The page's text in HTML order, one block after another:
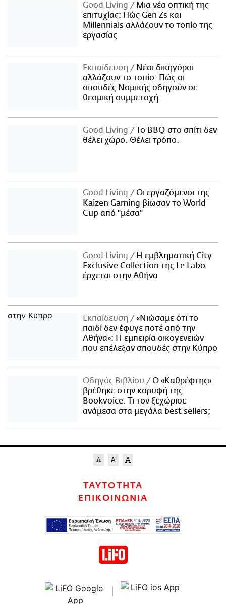
Good Living
Μια νέα οπτική της
επιτυχίας: Πώς Gen Zs και
Millennials αλλάζουν το τοπίο της
εργασίας
Εκπαίδευση
Νέοι δικηγόροι
αλλάζουν το τοπίο: Πώς οι
σπουδές Νομικής οδηγούν σε
θεσμική συμμετοχή
Good Living
Το BBQ στο σπίτι δεν
θέλει χώρο. Θέλει τρόπο.
Good Living
Οι εργαζόμενοι της
Kaizen Gaming βίωσαν το World
Cup από "μέσα"
Good Living
Η εμβληματική City
Exclusive Collection της Le Labo
έρχεται στην Αθήνα
Εκπαίδευση
«Νιώσαμε ότι το
παιδί δεν έφυγε ποτέ από την
Αθήνα»: Η εμπειρία οικογενειών
που επέλεξαν σπουδές στην Κύπρο
Οδηγός Βιβλίου
Ο «Καθρέφτης»
βρέθηκε στην κορυφή της
Bookvoice. Τι τον ξεχώρισε
ανάμεσα στα μεγάλα best sellers;
ΤΑΥΤΟΤΗΤΑ
ΕΠΙΚΟΙΝΩΝΙΑ